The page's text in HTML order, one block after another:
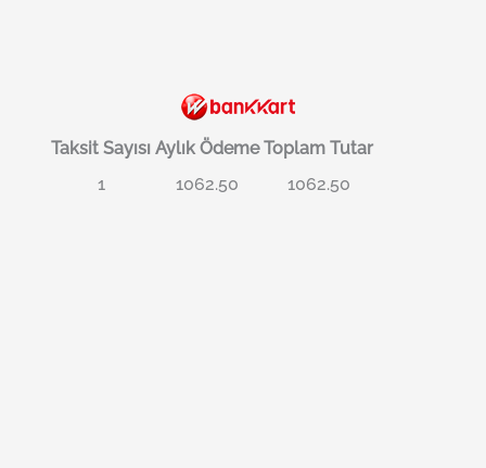
Taksit Sayısı Aylık Ödeme Toplam Tutar
1
1062.50 1062.50